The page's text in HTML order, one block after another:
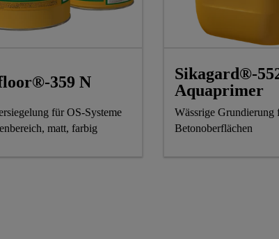
359 N
für OS-Systeme
matt, farbig
Sikagard®-
Aquaprimer
Wässrige Grundierung
Betonoberflächen